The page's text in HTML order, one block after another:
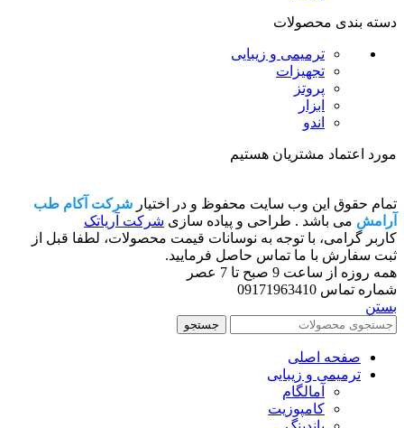
دسته بندی محصولات
ترمیمی و زیبایی
تجهیزات
پروتز
ابزار
اندو
مورد اعتماد مشتریان هستیم
تمام حقوق این وب سایت محفوظ و در اختیار شرکت آکام طب
آرامش می باشد . طراحی و پیاده سازی شرکت آریاتک
کاربر گرامی، با توجه به نوسانات قیمت محصولات، لطفا قبل از
ثبت سفارش با ما تماس حاصل فرمایید.
همه روزه از ساعت 9 صبح تا 7 عصر
شماره تماس 09171963410
بستن
جستجو
صفحه اصلی
ترمیمی و زیبایی
آمالگام
کامپوزیت